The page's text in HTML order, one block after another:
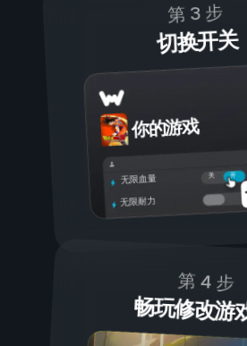
第 3 步
切换开关
你的游戏
开
关
无限血量
无限耐力
第 4 步
畅玩修改游